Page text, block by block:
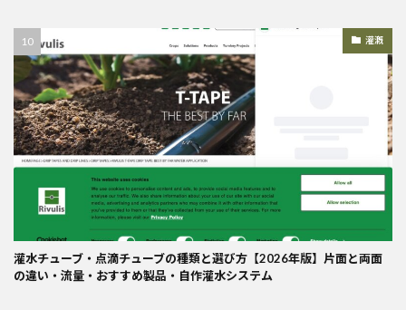
灌漑
灌水チューブ・点滴チューブの種類と選び方【2026年版】片面と両面
の違い・流量・おすすめ製品・自作灌水システム